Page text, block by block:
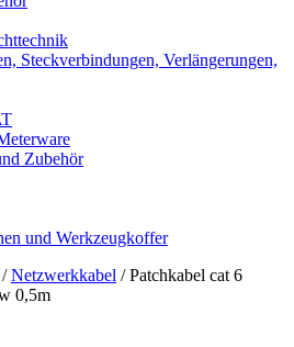
Steckverbindungen, Verlängerungen,
Zubehör
und Werkzeugkoffer
/Netzwerkkabel / Patchkabel cat 6
0,5m